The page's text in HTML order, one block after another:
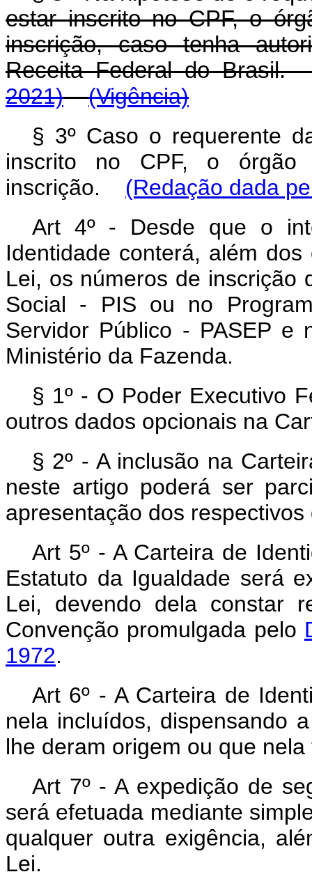
estar inscrito no CPF, o
inscrição, caso tenha
Receita Federal do
2021)
(Vigência)
§ 3º Caso o requerente
inscrito no CPF, o órgão
inscrição.
(Redação dada
Art 4º - Desde que o
Identidade conterá, além
Lei, os números de inscrição
Social - PIS ou no
Servidor Público - PASEP e
Ministério da Fazenda.
§ 1º - O Poder Executivo
outros dados opcionais na
§ 2º - A inclusão na
neste artigo poderá ser
apresentação dos
Art 5º - A Carteira de
Estatuto da Igualdade será
Lei, devendo dela constar
Convenção promulgada pelo
1972.
Art 6º - A Carteira de
nela incluídos, dispensando
lhe deram origem ou que
Art 7º - A expedição de
será efetuada mediante
qualquer outra exigência,
Lei.